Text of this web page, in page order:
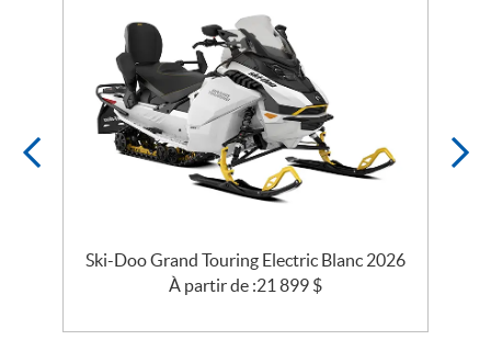
Ski-Doo Grand Touring Electric Blanc 2026
À partir de :21 899 $